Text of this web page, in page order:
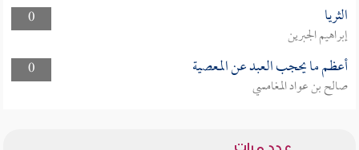
0
الثريا
إبراهيم الجبرين
0
أعظم ما يحجب العبد عن المعصية
صالح بن عواد المغامسي